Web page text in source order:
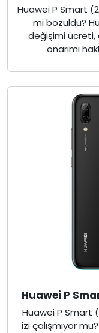
Huawei P Smart
mi bozuldu?
değişimi ücreti,
onarımı
Huawei P
Huawei P Smart
izi çalışmıyor